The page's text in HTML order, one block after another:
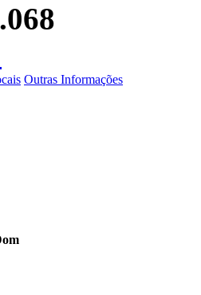
Outras Informações